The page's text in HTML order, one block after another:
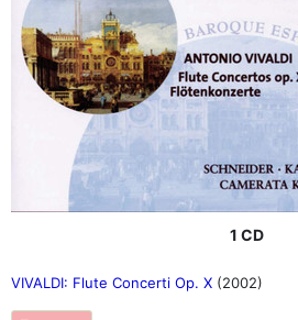
1 CD
VIVALDI: Flute Concerti Op. X (2002)